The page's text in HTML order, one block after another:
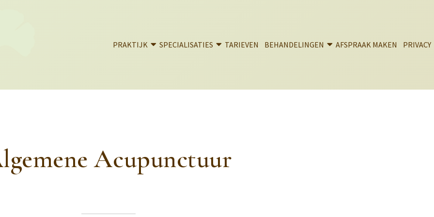
PRAKTIJK SPECIALISATIES TARIEVEN BEHANDELINGEN AFSPRAAK MAKEN PRIVACY
Acupunctuur